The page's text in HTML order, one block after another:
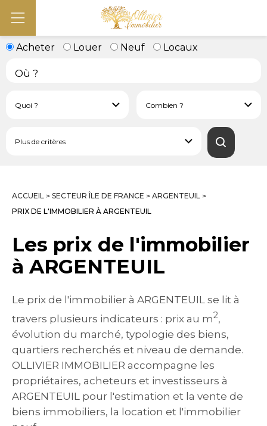
Acheter Louer Neuf Locaux
ACCUEIL > SECTEUR ÎLE DE FRANCE > ARGENTEUIL >
PRIX DE L'IMMOBILIER À ARGENTEUIL
Les prix de l'immobilier
à ARGENTEUIL
Le prix de l'immobilier à ARGENTEUIL se lit à
travers plusieurs indicateurs : prix au m2,
évolution du marché, typologie des biens,
quartiers recherchés et niveau de demande.
OLLIVIER IMMOBILIER accompagne les
propriétaires, acheteurs et investisseurs à
ARGENTEUIL pour l'estimation et la vente de
biens immobiliers, la location et l'immobilier